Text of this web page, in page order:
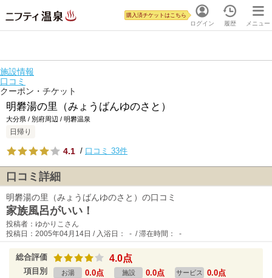
ログイン
購入済チケットはこちら
履歴 メニュー
施設情報
口コミ
クーポン・チケット
明礬湯の里（みょうばんゆのさと）
大分県 / 別府周辺 / 明礬温泉
日帰り
4.1 / 口コミ 33件
口コミ詳細
明礬湯の里（みょうばんゆのさと）の口コミ
家族風呂がいい！
投稿者：ゆかりこさん
投稿日：2005年04月14日 / 入浴日： - / 滞在時間： -
総合評価 4.0点
項目別 お湯 0.0点 施設 0.0点 サービス 0.0点